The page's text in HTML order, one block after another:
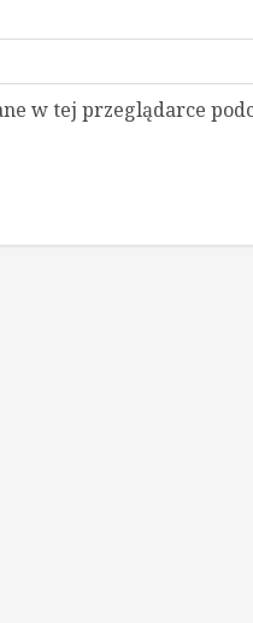
w tej przeglądarce